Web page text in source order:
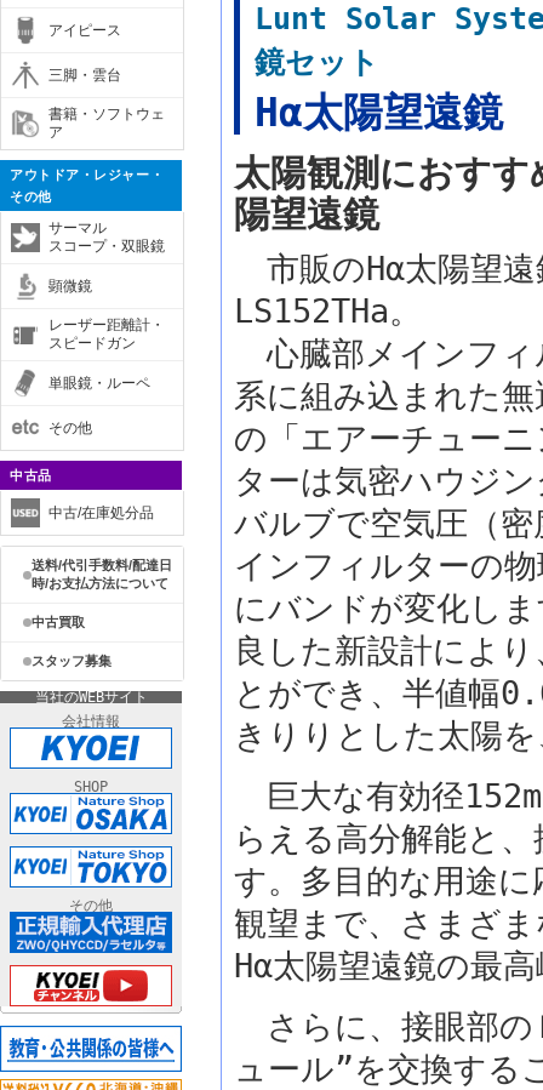
アイピース
三脚・雲台
書籍・ソフトウェ
ア
アウトドア・レジャー・
その他
サーマル
スコープ・双眼鏡
顕微鏡
レーザー距離計・
スピードガン
単眼鏡・ルーペ
その他
中古品
中古/在庫処分品
送料/代引手数料/配達日
時/お支払方法について
中古買取
スタッフ募集
当社のWEBサイト
会社情報
SHOP
その他
Lunt Solar
鏡セット
Hα太陽望遠鏡
太陽観測におす
陽望遠鏡
市販のHα太陽望遠
LS152THa。
心臓部メインフィ
系に組み込まれた
の「エアーチュー
ターは気密ハウジ
バルブで空気圧（
インフィルターの
にバンドが変化し
良した新設計によ
とができ、半値幅
きりりとした太陽
巨大な有効径
らえる高分解能と
す。多目的な用途
観望まで、さまざ
Hα太陽望遠鏡の最
さらに、接眼部の
ュール”を交換する